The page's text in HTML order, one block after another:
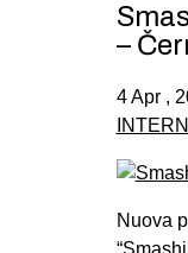
–
4 Apr ,
Nuova